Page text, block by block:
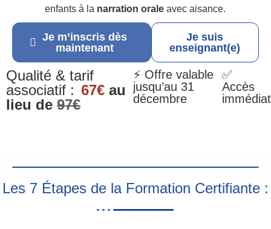
enfants à la narration orale avec aisance.
Je m’inscris dès
maintenant
Je suis
enseignant(e)
Qualité & tarif
associatif : 67€ au
lieu de 97€
⚡ Offre valable
jusqu’au 31
décembre
✅
Accès
immédiat
Les 7 Étapes de la Formation Certifiante :